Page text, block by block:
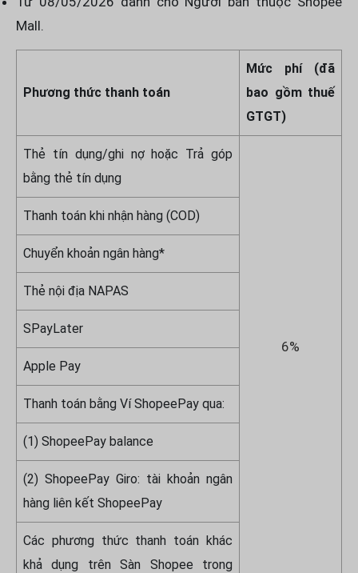
Mall.
Phương thức thanh toán
Mức phí (đã
bao gồm thuế
GTGT)
Thẻ tín dụng/ghi nợ hoặc Trả góp
bằng thẻ tín dụng
6%
Thanh toán khi nhận hàng (COD)
Chuyển khoản ngân hàng*
Thẻ nội địa NAPAS
SPayLater
Apple Pay
Thanh toán bằng Ví ShopeePay qua:
(1) ShopeePay balance
(2) ShopeePay Giro: tài khoản ngân
hàng liên kết ShopeePay
Các phương thức thanh toán khác
khả dụng trên Sàn Shopee trong